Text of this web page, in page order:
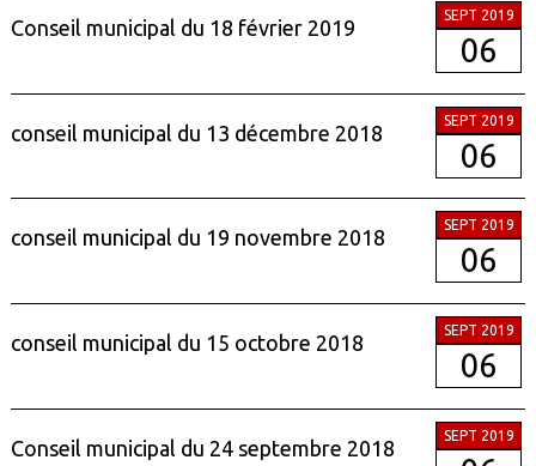
Conseil municipal du 18 février 2019
SEPT 2019
06
conseil municipal du 13 décembre 2018
SEPT 2019
06
conseil municipal du 19 novembre 2018
SEPT 2019
06
conseil municipal du 15 octobre 2018
SEPT 2019
06
Conseil municipal du 24 septembre 2018
SEPT 2019